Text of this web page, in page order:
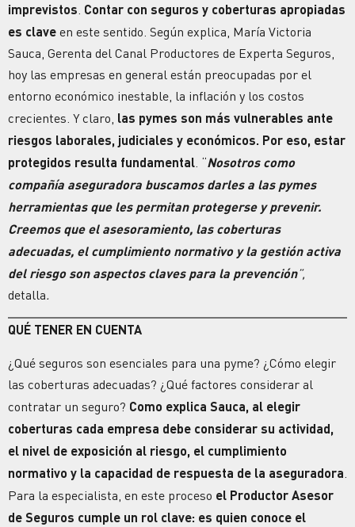
imprevistos Contar con seguros y coberturas apropiadas
es clave en este sentido. Según explica, María Victoria
Sauca, Gerenta del Canal Productores de Experta Seguros
hoy las empresas en general están preocupadas por el
entorno económico inestable, la inflación y los costos
crecientes. Y claro, las pymes son más vulnerables ante
riesgos laborales, judiciales y económicos. Por eso, estar
protegidos resulta fundamental . “Nosotros como
compañía aseguradora buscamos darles a las pymes
herramientas que les permitan protegerse y prevenir.
Creemos que el asesoramiento, las coberturas
adecuadas, el cumplimiento normativo y la gestión activa
del riesgo son aspectos claves para la prevención”,
detalla.
QUÉ TENER EN CUENTA
¿Qué seguros son esenciales para una pyme? ¿Cómo elegir
las coberturas adecuadas? ¿Qué factores considerar al
contratar un seguro? Como explica Sauca, al elegir
coberturas cada empresa debe considerar su actividad,
el nivel de exposición al riesgo, el cumplimiento
normativo y la capacidad de respuesta de la aseguradora
Para la especialista, en este proceso el Productor Asesor
de Seguros cumple un rol clave: es quien conoce el